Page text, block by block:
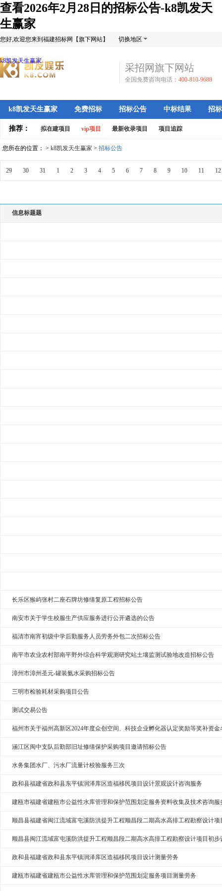
查看2026年2月28日的招标公告-k8凯发天
生赢家
您好,欢迎您来到福建招标网【旗下网站】 切换地区
k8凯发天生赢家
采招网旗下网站
全国免费咨询电话： 400-810-9688
k8凯发天生赢家 免费招标 招标公告 中标结果 招
推荐： 拟在建项目 vip项目 最新收录项目 项目追踪
您所在的位置： > k8凯发天生赢家 > 招标公告
29 30 31 1 2 3 4 5 6 7 8 9 10 11 12
信息标题题
长乐区猴屿张村二座石牌坊修缮复原工程招标公告
南安市关于学生校服生产供应服务进行公开遴选的公告
福清市南宵初级中学后勤服务人员劳务外包二次招标公告
南平市农业农村部南平野外综合科学观测研究站土壤监测试验地改造招标公告
漳州市漳州圣元-罐装氨水采购招标公告
三明市检验耗材采购项目公告
测试交易公告
福州市关于福州高新区2024年度众创空间、科技企业孵化器认定奖励等奖补资金
涵江区闽中支队后勤部旧址修缮保护采购项目邀请招标公告
水务集团水厂、污水厂流量计校验服务三次
政和县福建省政和县东平镇润泽库区造福移民项目设计景观设计咨询服务
建瓯市福建省建瓯市公益性水库管理和保护范围划定服务资料收集及技术咨询服
顺昌县福建省闽江流域富屯溪防洪提升工程顺昌段二期高水高排工程勘察设计项
顺昌县闽江流域富屯溪防洪提升工程顺昌段二期高水高排工程勘察设计项目初
政和县福建省政和县东平镇润泽库区造福移民项目设计测量劳务
建瓯市福建省建瓯市公益性水库管理和保护范围划定服务项目测量劳务